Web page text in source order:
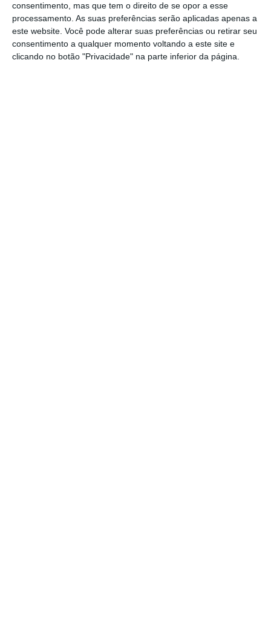
consentimento, mas que tem o direito de se opor a esse
processamento. As suas preferências serão aplicadas apenas a
este website. Você pode alterar suas preferências ou retirar seu
consentimento a qualquer momento voltando a este site e
clicando no botão "Privacidade" na parte inferior da página.
aprovado – está para aprovação na
Autoridade Nacional de Proteção Civil -, o
autarca admitiu que “tudo funcionou de
acordo com aquilo que está determinado e